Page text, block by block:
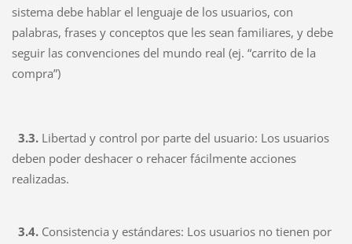
sistema debe hablar el lenguaje de los usuarios, con
palabras, frases y conceptos que les sean familiares, y debe
seguir las convenciones del mundo real (ej. “carrito de la
compra”)
3.3.Libertad y control por parte del usuario: Los usuarios
deben poder deshacer o rehacer fácilmente acciones
realizadas.
3.4.Consistencia y estándares: Los usuarios no tienen por